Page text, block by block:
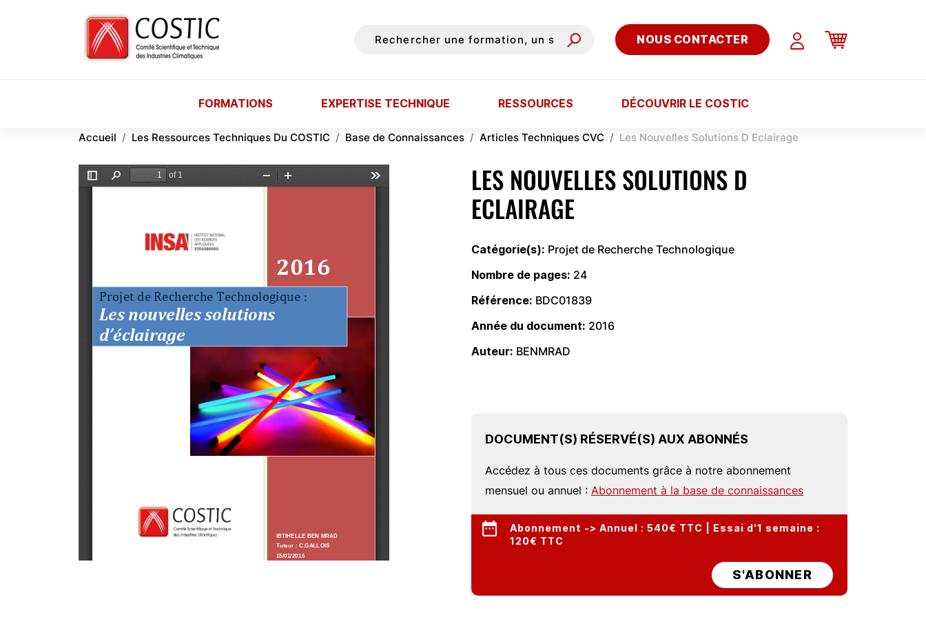
NOUS CONTACTER
FORMATIONS EXPERTISE TECHNIQUE RESSOURCES DÉCOUVRIR LE COSTIC
Accueil Les Ressources Techniques Du COSTIC Base de Connaissances Articles Techniques CVC Les Nouvelles Solutions D Eclairage
LES NOUVELLES SOLUTIONS D
ECLAIRAGE
Catégorie(s) Projet de Recherche Technologique
Nombre de pages 24
Référence BDC01839
Année du document 2016
Auteur BENMRAD
DOCUMENT(S) RÉSERVÉ(S) AUX ABONNÉS
Accédez à tous ces documents grâce à notre abonnement
mensuel ou annuel : Abonnement à la base de connaissances
Abonnement -> Annuel : 540€ TTC | Essai d'1 semaine :
120€ TTC
S'ABONNER